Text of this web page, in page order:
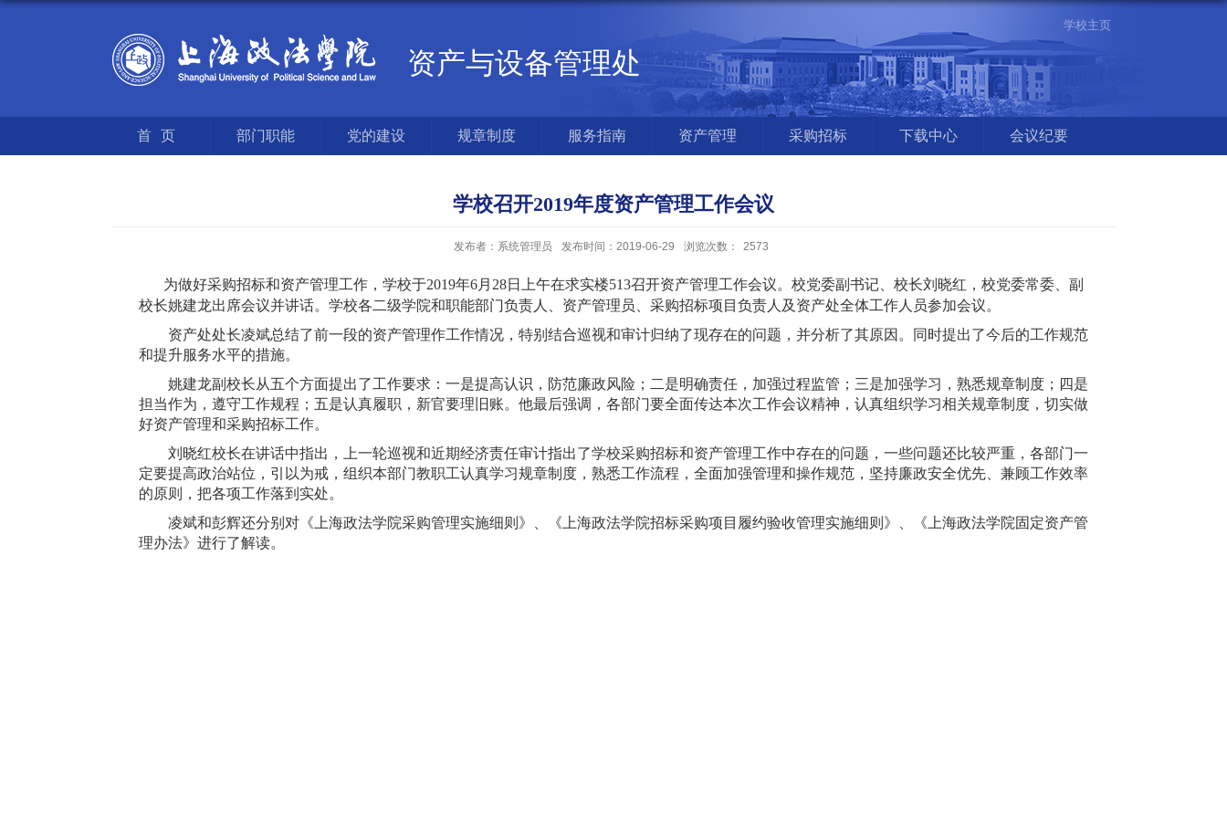
资产与设备管理处
学校主页
首页 部门职能 党的建设 规章制度 服务指南 资产管理 采购招标 下载中心 会议纪要
学校召开2019年度资产管理工作会议
发布者：系统管理员 发布时间：2019-06-29 浏览次数： 2573
为做好采购招标和资产管理工作，学校于2019年6月28日上午在求实楼513召开资产管理工作会议。校党委副书记、校长刘晓红，校党委常委、副
校长姚建龙出席会议并讲话。学校各二级学院和职能部门负责人、资产管理员、采购招标项目负责人及资产处全体工作人员参加会议。
资产处处长凌斌总结了前一段的资产管理作工作情况，特别结合巡视和审计归纳了现存在的问题，并分析了其原因。同时提出了今后的工作规范
和提升服务水平的措施。
姚建龙副校长从五个方面提出了工作要求：一是提高认识，防范廉政风险；二是明确责任，加强过程监管；三是加强学习，熟悉规章制度；四是
担当作为，遵守工作规程；五是认真履职，新官要理旧账。他最后强调，各部门要全面传达本次工作会议精神，认真组织学习相关规章制度，切实做
好资产管理和采购招标工作。
刘晓红校长在讲话中指出，上一轮巡视和近期经济责任审计指出了学校采购招标和资产管理工作中存在的问题，一些问题还比较严重，各部门一
定要提高政治站位，引以为戒，组织本部门教职工认真学习规章制度，熟悉工作流程，全面加强管理和操作规范，坚持廉政安全优先、兼顾工作效率
的原则，把各项工作落到实处。
凌斌和彭辉还分别对《上海政法学院采购管理实施细则》、《上海政法学院招标采购项目履约验收管理实施细则》、《上海政法学院固定资产管
理办法》进行了解读。